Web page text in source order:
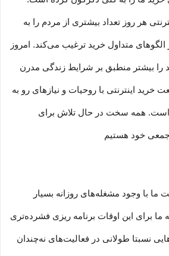
هر روز تعداد بیشتری از مردم را به
الگوهای متداول خرید ترغیب می‏‌کند. امروز
را بیشتر منطبق بر شرایط زندگی مدرن
خرید اینترنتی با روحیات و نیازهای رو به
همه سخت در حال تلاش برای
خود هستیم
ما با وجود مشغله‏‌های روزانه بسیار
برای این اوقات برنامه ریزی فشرده‏‌تری
نسبتا طولانی در فعالیت‏‌های نه‌چندان